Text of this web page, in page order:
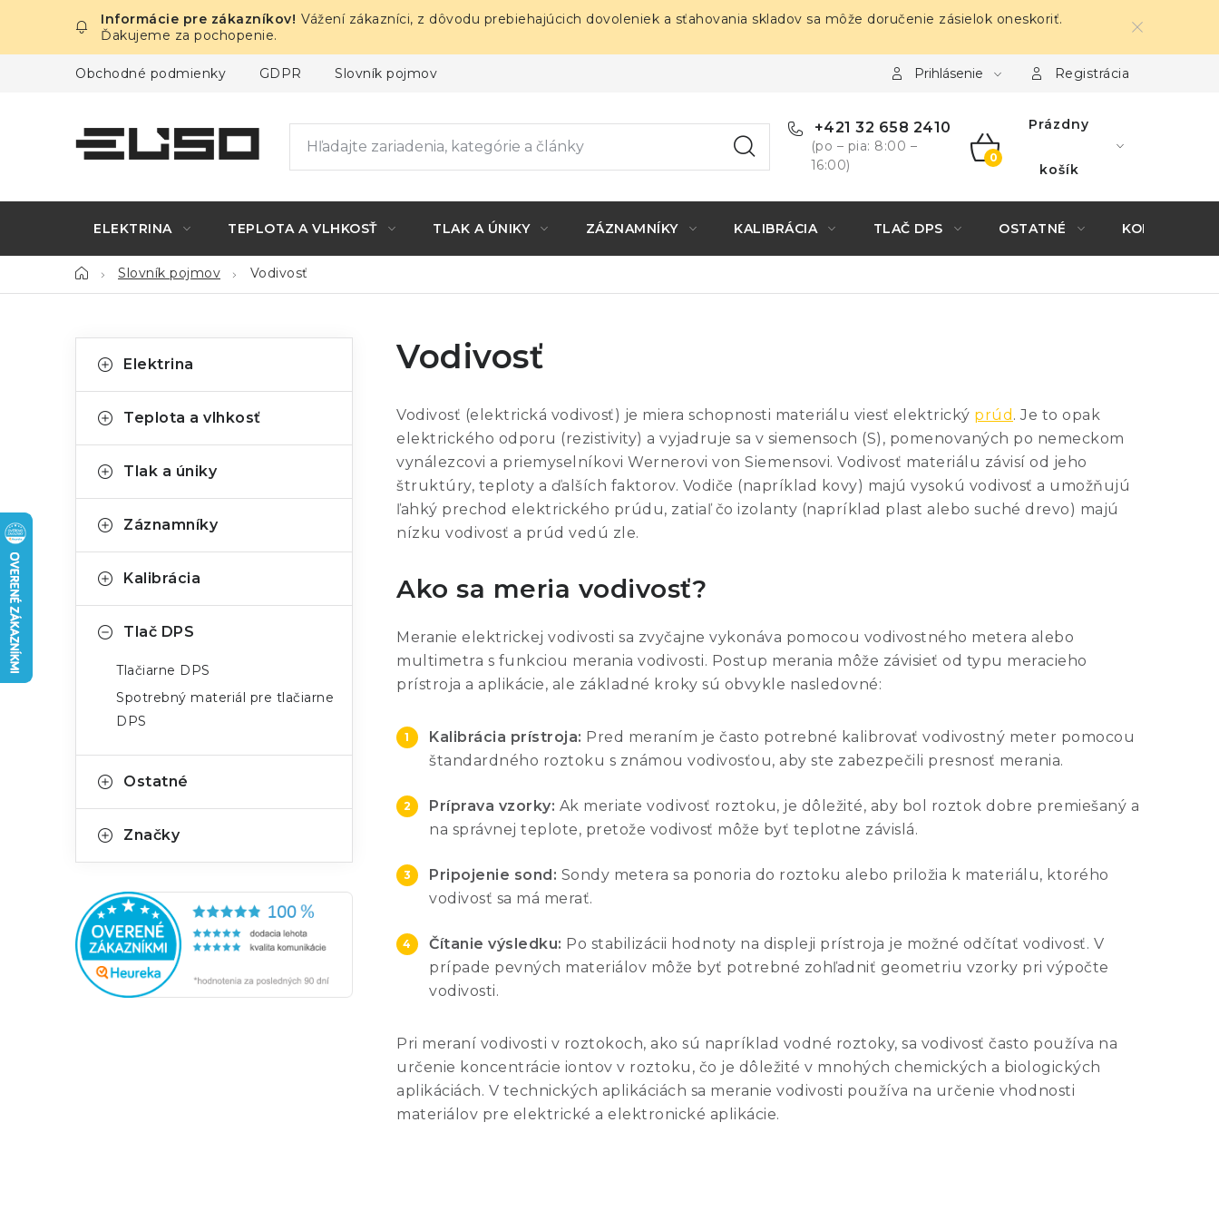
obsah
Vážení zákazníci, z dôvodu prebiehajúcich dovoleniek a sťahovania skladov sa môže doručenie zásielok oneskoriť.
Ďakujeme za pochopenie.
Obchodné podmienky GDPR Slovník pojmov Prihlásenie Registrácia
+421 32 658 2410
(po – pia: 8:00 –
16:00)
NÁKUPNÝ
Prázdny
košík
ELEKTRINA TEPLOTA A VLHKOSŤ TLAK A ÚNIKY ZÁZNAMNÍKY KALIBRÁCIA TLAČ DPS OSTATNÉ KONTAKTY
DomovSlovník pojmov Vodivosť
o
n
ý
a
kategórie
e
ó
i
Elektrina
Teplota a vlhkosť
Tlak a úniky
Záznamníky
Kalibrácia
Tlač DPS
Tlačiarne DPS
Spotrebný materiál pre tlačiarne
DPS
Ostatné
Značky
Vodivosť
Vodivosť (elektrická vodivosť) je miera schopnosti materiálu viesť elektrický prúd . Je to opak
elektrického odporu (rezistivity) a vyjadruje sa v siemensoch (S), pomenovaných po nemeckom
vynálezcovi a priemyselníkovi Wernerovi von Siemensovi. Vodivosť materiálu závisí od jeho
štruktúry, teploty a ďalších faktorov. Vodiče (napríklad kovy) majú vysokú vodivosť a umožňujú
ľahký prechod elektrického prúdu, zatiaľ čo izolanty (napríklad plast alebo suché drevo) majú
nízku vodivosť a prúd vedú zle.
Ako sa meria vodivosť?
Meranie elektrickej vodivosti sa zvyčajne vykonáva pomocou vodivostného metera alebo
multimetra s funkciou merania vodivosti. Postup merania môže závisieť od typu meracieho
prístroja a aplikácie, ale základné kroky sú obvykle nasledovné:
Kalibrácia prístroja: Pred meraním je často potrebné kalibrovať vodivostný meter pomocou
štandardného roztoku s známou vodivosťou, aby ste zabezpečili presnosť merania.
Príprava vzorky: Ak meriate vodivosť roztoku, je dôležité, aby bol roztok dobre premiešaný a
na správnej teplote, pretože vodivosť môže byť teplotne závislá.
Pripojenie sond: Sondy metera sa ponoria do roztoku alebo priložia k materiálu, ktorého
vodivosť sa má merať.
Čítanie výsledku: Po stabilizácii hodnoty na displeji prístroja je možné odčítať vodivosť. V
prípade pevných materiálov môže byť potrebné zohľadniť geometriu vzorky pri výpočte
vodivosti.
Pri meraní vodivosti v roztokoch, ako sú napríklad vodné roztoky, sa vodivosť často používa na
určenie koncentrácie iontov v roztoku, čo je dôležité v mnohých chemických a biologických
aplikáciách. V technických aplikáciách sa meranie vodivosti používa na určenie vhodnosti
materiálov pre elektrické a elektronické aplikácie.